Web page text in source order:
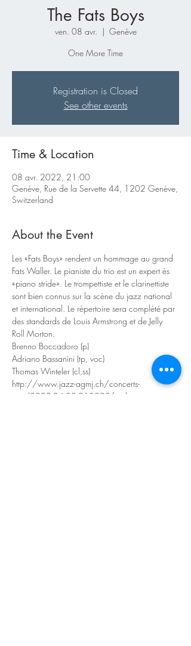
The Fats Boys
ven. 08 avr.
  |
Genève
One More Time
Registration is Closed
See other events
Time & Location
08 avr. 2022, 21:00
Genève, Rue de la Servette 44, 1202 Genève,
Switzerland
About the Event
Les «Fats Boys» rendent un hommage au grand
Fats Waller. Le pianiste du trio est un expert ès
«piano stride». Le trompettiste et le clarinettiste
sont bien connus sur la scène du jazz national
et international. Le répertoire sera complété par
des standards de Louis Armstrong et de Jelly
Roll Morton.
Brenno Boccadoro (p)
Adriano Bassanini (tp, voc)
Thomas Winteler (cl,ss)
http://www.jazz-agmj.ch/concerts-
omt/2022-04-08-210000-fats-boys-trio